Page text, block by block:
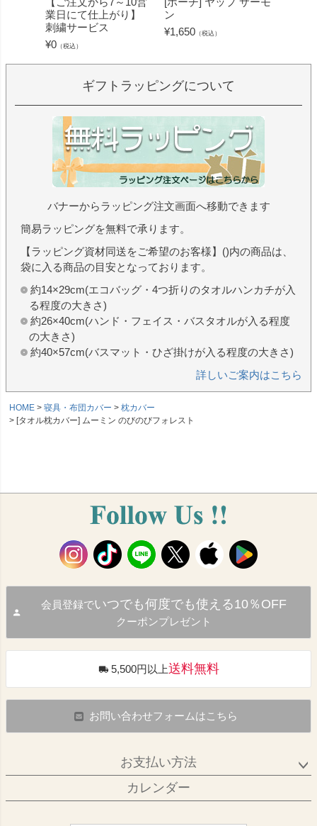
業日にて仕上がり】
刺繍サービス
¥0 （税込）
ン
¥1,650 （税込）
ギフトラッピングについて
バナーからラッピング注文画面へ移動できます
簡易ラッピングを無料で承ります。
【ラッピング資材同送をご希望のお客様】()内の商品は、
袋に入る商品の目安となっております。
約14×29cm(エコバッグ・4つ折りのタオルハンカチが入
る程度の大きさ)
約26×40cm(ハンド・フェイス・バスタオルが入る程度
の大きさ)
約40×57cm(バスマット・ひざ掛けが入る程度の大きさ)
詳しいご案内はこちら
HOME 寝具・布団カバー
枕カバー
[タオル枕カバー] ムーミン のびのびフォレスト
会員登録でいつでも何度でも使える10％OFF
クーポンプレゼント
5,500円以上送料無料
お問い合わせフォームはこちら
お支払い方法
カレンダー